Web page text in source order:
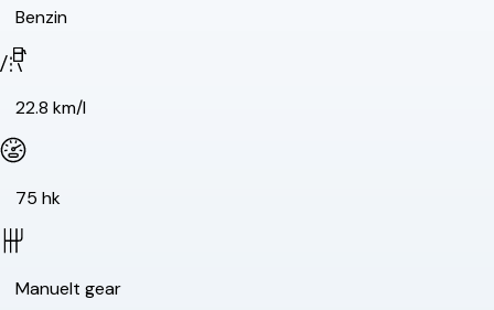
Benzin
22.8 km/l
75 hk
Manuelt gear